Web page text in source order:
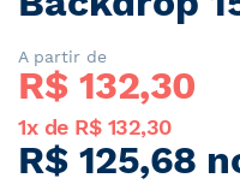
Galeria
de
imagens
A partir de
R$ 132,30
1x de R$ 132,30
R$ 125,68